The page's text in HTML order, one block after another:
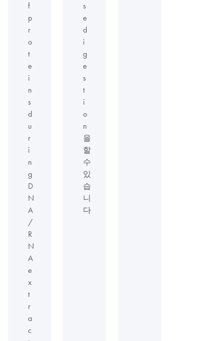
f
p
r
o
t
e
i
n
s
d
u
r
i
n
g
D
N
A
/
R
N
A
e
x
t
r
a
c
s
e
d
i
g
e
s
t
i
o
n
을
할
수
있
습
니
다